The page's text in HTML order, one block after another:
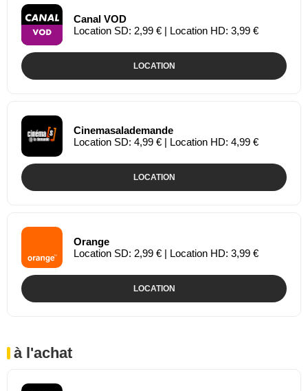
Canal VOD
Location SD: 2,99 € | Location HD: 3,99 €
LOCATION
Cinemasalademande
Location SD: 4,99 € | Location HD: 4,99 €
LOCATION
Orange
Location SD: 2,99 € | Location HD: 3,99 €
LOCATION
à l'achat